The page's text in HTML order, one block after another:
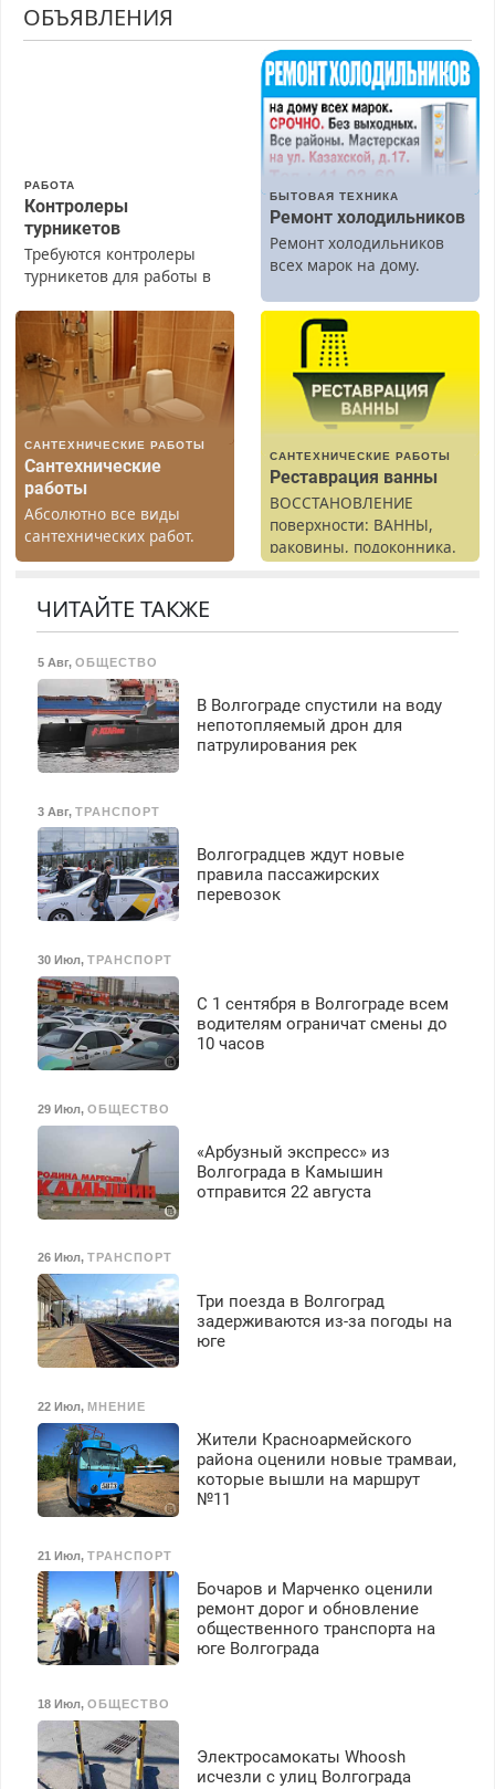
ОБЪЯВЛЕНИЯ
РАБОТА
Контролеры
турникетов
Требуются контролеры
турникетов для работы в
(мужчины, женщины).
Прием по ТК РФ. График
работы любой.
Бесплатное проживание.
З/п – до 96000 рублей до
Ежемесячно
выплачивается денежная
премия. Возможно
бесплатное обучение,
получение документов,
работа инспектором по
безопасности с з/п до
125000 руб.
БЫТОВАЯ ТЕХНИКА
Ремонт холодильников
Ремонт холодильников
всех марок на дому.
САНТЕХНИЧЕСКИЕ РАБОТЫ
Сантехнические
работы
Абсолютно все виды
сантехнических работ.
Быстро. Качественно.
САНТЕХНИЧЕСКИЕ РАБОТЫ
Реставрация ванны
ВОССТАНОВЛЕНИЕ
поверхности: ВАННЫ,
раковины, подоконника.
ЧИТАЙТЕ ТАКЖЕ
5 Авг, ОБЩЕСТВО
В Волгограде спустили на воду
непотопляемый дрон для
патрулирования рек
3 Авг, ТРАНСПОРТ
Волгоградцев ждут новые
правила пассажирских
перевозок
30 Июл, ТРАНСПОРТ
С 1 сентября в Волгограде всем
водителям ограничат смены до
10 часов
29 Июл, ОБЩЕСТВО
«Арбузный экспресс» из
Волгограда в Камышин
отправится 22 августа
26 Июл, ТРАНСПОРТ
Три поезда в Волгоград
задерживаются из-за погоды на
юге
22 Июл, МНЕНИЕ
Жители Красноармейского
района оценили новые трамваи,
которые вышли на маршрут
№11
21 Июл, ТРАНСПОРТ
Бочаров и Марченко оценили
ремонт дорог и обновление
общественного транспорта на
юге Волгограда
18 Июл, ОБЩЕСТВО
Электросамокаты Whoosh
исчезли с улиц Волгограда